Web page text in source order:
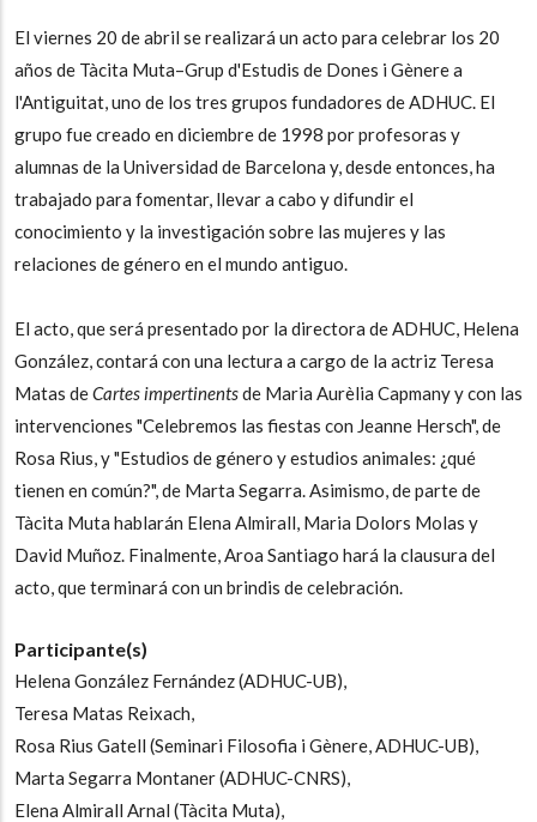
El viernes 20 de abril se realizará un acto para celebrar los 20
años de Tàcita Muta–Grup d'Estudis de Dones i Gènere a
l'Antiguitat, uno de los tres grupos fundadores de ADHUC. El
grupo fue creado en diciembre de 1998 por profesoras y
alumnas de la Universidad de Barcelona y, desde entonces, ha
trabajado para fomentar, llevar a cabo y difundir el
conocimiento y la investigación sobre las mujeres y las
relaciones de género en el mundo antiguo.
El acto, que será presentado por la directora de ADHUC, Helena
González, contará con una lectura a cargo de la actriz Teresa
Matas deCartes impertinentsde Maria Aurèlia Capmany y con las
intervenciones "Celebremos las fiestas con Jeanne Hersch", de
Rosa Rius, y "Estudios de género y estudios animales: ¿qué
tienen en común?", de Marta Segarra. Asimismo, de parte de
Tàcita Muta hablarán Elena Almirall, Maria Dolors Molas y
David Muñoz. Finalmente, Aroa Santiago hará la clausura del
acto, que terminará con un brindis de celebración.
Participante(s)
Helena González Fernández (ADHUC-UB),
Teresa Matas Reixach,
Rosa Rius Gatell (Seminari Filosofia i Gènere, ADHUC-UB),
Marta Segarra Montaner (ADHUC-CNRS),
Elena Almirall Arnal (Tàcita Muta),